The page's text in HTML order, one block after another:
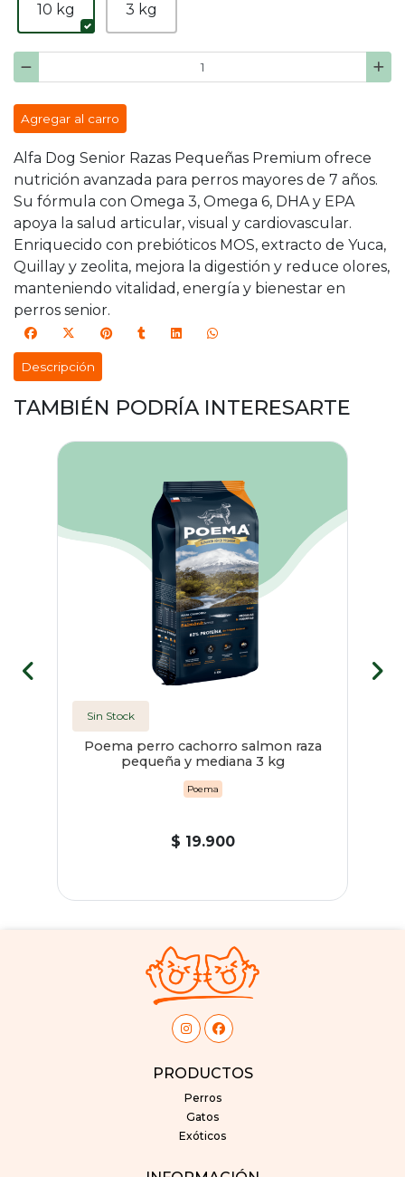
10 kg 3 kg
Agregar al carro
Alfa Dog Senior Razas Pequeñas Premium ofrece
nutrición avanzada para perros mayores de 7 años.
Su fórmula con Omega 3, Omega 6, DHA y EPA
apoya la salud articular, visual y cardiovascular.
Enriquecido con prebióticos MOS, extracto de Yuca,
Quillay y zeolita, mejora la digestión y reduce olores,
manteniendo vitalidad, energía y bienestar en
perros senior.
Descripción
TAMBIÉN PODRÍA INTERESARTE
Sin Stock
Poema perro cachorro salmon raza
pequeña y mediana 3 kg
Poema
$ 19.900
PRODUCTOS
Perros
Gatos
Exóticos